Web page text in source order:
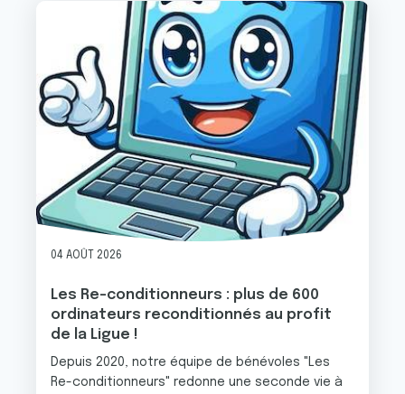
04 AOÛT 2026
Les Re-conditionneurs : plus de 600
ordinateurs reconditionnés au profit
de la Ligue !
Depuis 2020, notre équipe de bénévoles "Les
Re-conditionneurs" redonne une seconde vie à